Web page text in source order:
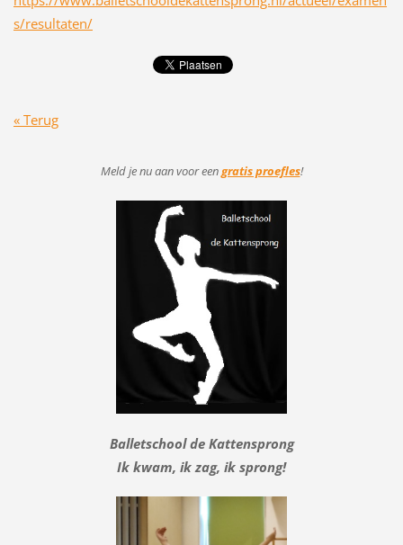
s/resultaten/
« Terug
Meld je nu aan vooreengratis proefles!
Balletschool de Kattensprong
Ik kwam, ik zag, ik sprong!